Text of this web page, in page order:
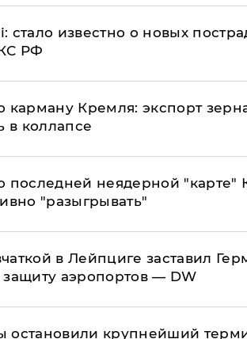
стало известно о новых
РФ
Кремля: экспорт зерна
в коллапсе
последней неядерной "карте"
"разыгрывать"
в Лейпциге заставил
защиту аэропортов — DW
остановили крупнейший